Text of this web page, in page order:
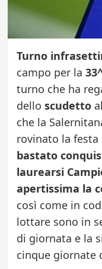
Turno
campo per la
turno che ha
dello scudettoal
che la
rovinato la festa
bastato
laurearsi
apertissima la
così come in
lottare sono in
di giornata e la
cinque giornate